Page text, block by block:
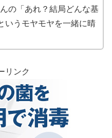
の「あれ？結局どんな基
いうモヤモヤを一緒に晴
リンク